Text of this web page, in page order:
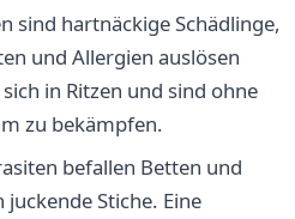
sind hartnäckige Schädlinge,
und Allergien auslösen
in Ritzen und sind ohne
zu bekämpfen.
befallen Betten und
Stiche. Eine